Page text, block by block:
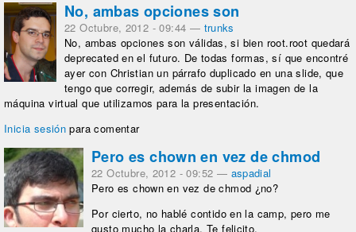
No, ambas opciones son
22 Octubre, 2012 - 09:44 — trunks
No, ambas opciones son válidas, si bien root.root quedará
deprecated en el futuro. De todas formas, sí que encontré
ayer con Christian un párrafo duplicado en una slide, que
tengo que corregir, además de subir la imagen de la
máquina virtual que utilizamos para la presentación.
Inicia sesión para comentar
Pero es chown en vez de chmod
22 Octubre, 2012 - 09:52 — aspadial
Pero es chown en vez de chmod ¿no?
Por cierto, no hablé contido en la camp, pero me
gusto mucho la charla. Te felicito.